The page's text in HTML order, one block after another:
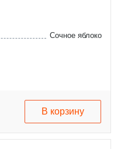
Сочное яблоко
В корзину